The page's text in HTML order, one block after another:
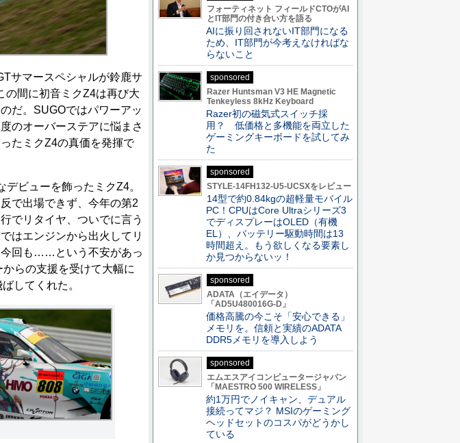
サマースペシャルが鈴鹿サ
の間に初音ミクZ4は再び大
だ。SUGOではパワーアッ
のオーバーステアに悩まさ
たミクZ4の真価を発揮で
ビューを飾ったミクZ4。
で出場できず、今年の第2
でリタイヤ、ついでに言う
はエンジンから出火してリ
今回も……という不安があっ
らの支援を受けて大幅に
してくれた。
フォーティネット フィールドCTOがAI
とIT部門の付き合い方を語る
AIに振り回されないIT部門になる
ため、IT部門が今考えなければな
らないこと
sponsored
Razer Huntsman V3 HE Magnetic
Tenkeyless 8kHz Keyboard
Razer初の磁気式スイッチ採
用？ 低価格と多機能を両立した
ゲーミングキーボードを試してみ
た
sponsored
STYLE-14FH132-U5-UCSXをレビュー
14型で約0.84kgの超軽量モバイル
PC！CPUはCore Ultraシリーズ3
でディスプレーはOLED（有機
EL）、バッテリー駆動時間は13
時間超え。もう欲しくなる要素し
か見つからないッ！
sponsored
ADATA（エイデータ）
「AD5U480016G-D」
価格高騰の今こそ「安心できる」
メモリを。信頼と実績のADATA
DDR5メモリを導入しよう
sponsored
エムエスアイコンピュータージャパン
「MAESTRO 500 WIRELESS」
約1万円でノイキャン、デュアル
接続ってマジ？ MSIのゲーミング
ヘッドセットのコスパがどうかし
ている